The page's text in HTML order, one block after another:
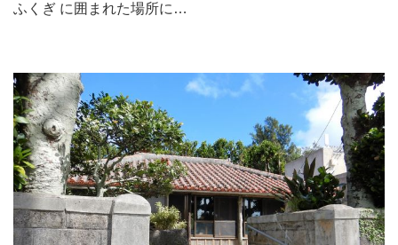
ふくぎ に囲まれた場所に…